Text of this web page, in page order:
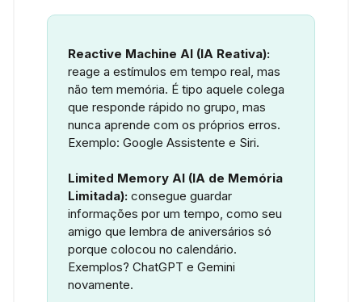
Reactive Machine AI (IA Reativa):
reage a estímulos em tempo real, mas
não tem memória. É tipo aquele colega
que responde rápido no grupo, mas
nunca aprende com os próprios erros.
Exemplo: Google Assistente e Siri.
Limited Memory AI (IA de Memória
Limitada): consegue guardar
informações por um tempo, como seu
amigo que lembra de aniversários só
porque colocou no calendário.
Exemplos? ChatGPT e Gemini
novamente.